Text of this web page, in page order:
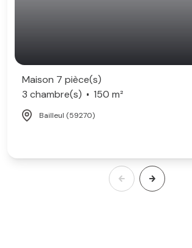
Maison 7 pièce(s)
3 chambre(s)
150 m²
Bailleul (59270)